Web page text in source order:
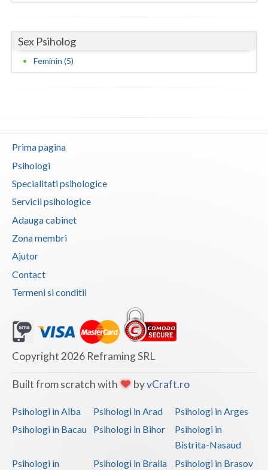
Interventie psihoterapeutica in tulburarea de c... (3)
Interventie psihoterapeutica in tulburarea de c... (1)
Interventie psihoterapeutica in tulburarea de s... (3)
Interventie psihoterapeutica in tulburarea fono... (1)
Interventie psihoterapeutica in tulburarea opoz... (3)
Interventie psihoterapeutica in tulburari ale c... (2)
Logopedie - Interventie psihoterapeutica in bal... (1)
Programare neurolingvistica (2)
Psihodiagnostic si evaluare clinica (2)
Psihooncologie (1)
Psihosexologie (1)
(1)
Psihoterapia normalului si patologicului in imb... (2)
Psihoterapia pacientului, la aflarea diagnostic... (1)
Sex Psiholog
Feminin (5)
Prima pagina
Psihologi
Specialitati psihologice
Servicii psihologice
Adauga cabinet
Zona membri
Ajutor
Contact
Termeni si conditii
Copyright 2026 Reframing SRL
Built from scratch with byvCraft.ro
Psihologi in Alba Psihologi in Arad
Psihologi in Arges
Psihologi in Bacau
Psihologi in Bihor
Psihologi in
Bistrita-Nasaud
Psihologi in
Psihologi in Braila
Psihologi in Brasov